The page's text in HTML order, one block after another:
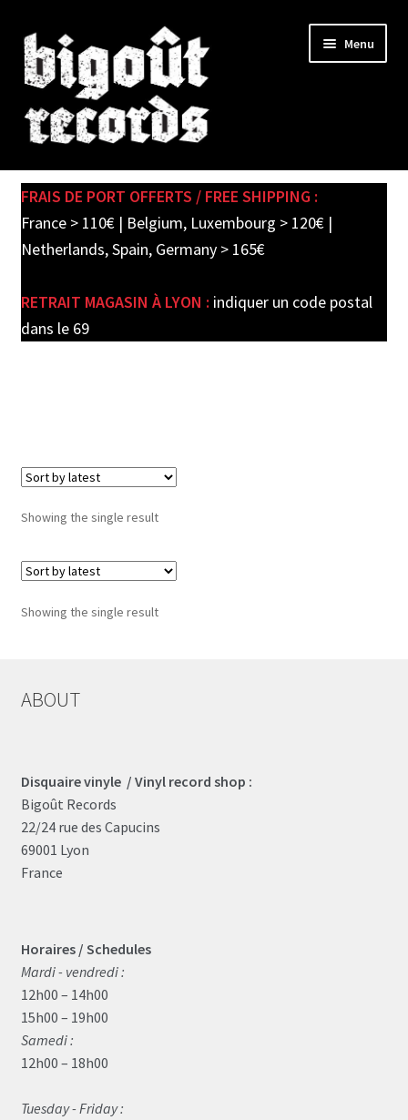
Skip
to
navigation
Skip
to
content
Menu
SHOP
child
PRE-ORDERS
FRAIS DE PORT OFFERTS / FREE SHIPPING :
France > 110€ | Belgium, Luxembourg > 120€ |
Netherlands, Spain, Germany > 165€
RETRAIT MAGASIN À LYON : indiquer un code postal
dans le 69
Showing the single result
Showing the single result
ABOUT
Disquaire vinyle / Vinyl record shop :
Bigoût Records
22/24 rue des Capucins
69001 Lyon
France
Horaires / Schedules
Mardi - vendredi :
12h00 – 14h00
15h00 – 19h00
Samedi :
12h00 – 18h00
Tuesday - Friday :